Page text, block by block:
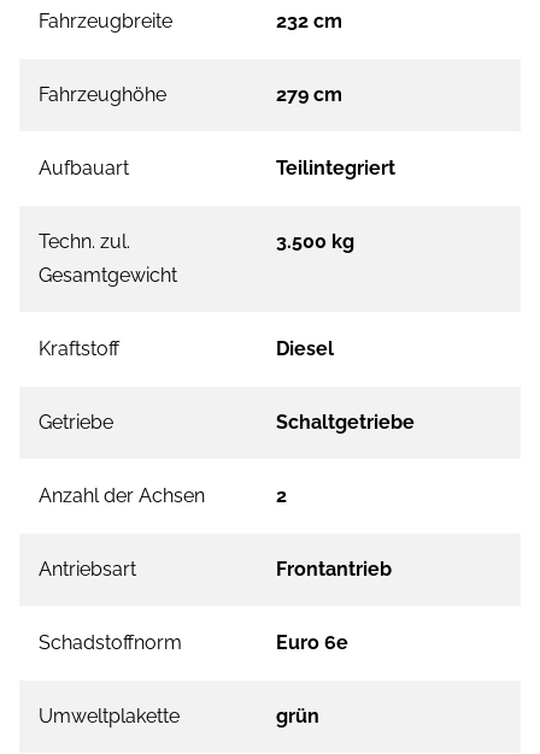
Fahrzeugbreite 232 cm
Fahrzeughöhe 279 cm
Aufbauart Teilintegriert
Techn. zul.
Gesamtgewicht
3.500 kg
Kraftstoff Diesel
Getriebe Schaltgetriebe
Anzahl der Achsen 2
Antriebsart Frontantrieb
Schadstoffnorm Euro 6e
Umweltplakette grün